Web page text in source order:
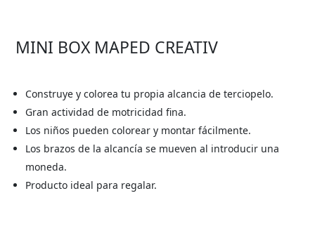
MINI BOX MAPED CREATIV
Construye y colorea tu propia alcancia de terciopelo.
Gran actividad de motricidad fina.
Los niños pueden colorear y montar fácilmente.
Los brazos de la alcancía se mueven al introducir una
moneda.
Producto ideal para regalar.